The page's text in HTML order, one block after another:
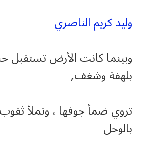
وليد كريم الناصري
وبينما كانت الأرض تستقبل
بلهفة وشغف,
تروي ضمأ جوفها ، وتملأ
بالوحل